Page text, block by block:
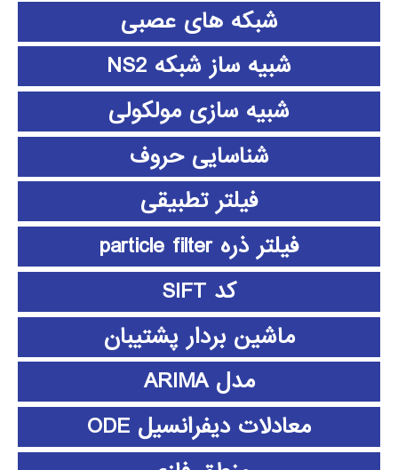
شبکه های عصبی
شبیه ساز شبکه NS2
شبیه سازی مولکولی
شناسایی حروف
فیلتر تطبیقی
فیلتر ذره particle filter
کد SIFT
ماشین بردار پشتیبان
مدل ARIMA
معادلات دیفرانسیل ODE